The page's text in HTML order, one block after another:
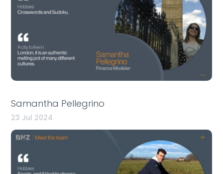
Samantha Pellegrino
23 Jul 2024